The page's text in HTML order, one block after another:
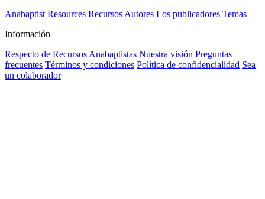
Anabaptist Resources Recursos Autores Los publicadores Temas
Información
Respecto de Recursos Anabaptistas Nuestra visión Preguntas
frecuentes Términos y condiciones Política de confidencialidad Sea
un colaborador